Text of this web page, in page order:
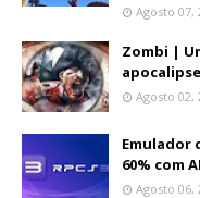
Agosto 07,
Zombi |
Agosto 02,
Emulador
60% com
Agosto 06,